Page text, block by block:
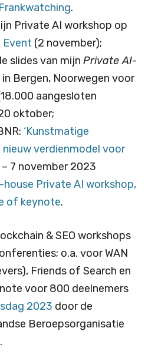
.
Private AI workshop op
Event (2 november);
slides van mijn Private AI-
Bergen, Noorwegen voor
aangesloten
oktober;
‘Kunstmatige
verdienmodel voor
– 7 november 2023
house Private AI workshop,
of keynote.
& SEO workshops
o.a. voor WAN
Friends of Search en
voor 800 deelnemers
2023 door de
Beroepsorganisatie